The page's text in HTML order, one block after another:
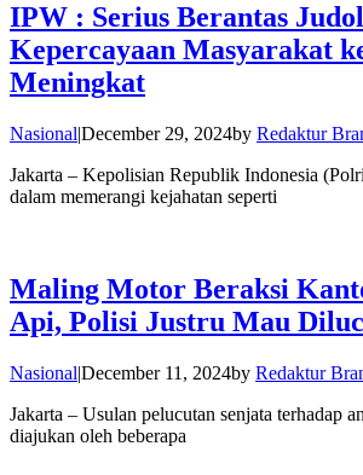
IPW : Serius Berantas
Kepercayaan Masyarakat
Meningkat
Nasional|December 29, 2024by Redaktur
Jakarta – Kepolisian Republik Indonesia
dalam memerangi kejahatan seperti
Maling Motor Beraksi
Api, Polisi Justru Mau
Nasional|December 11, 2024by Redaktur
Jakarta – Usulan pelucutan senjata terhadap
diajukan oleh beberapa